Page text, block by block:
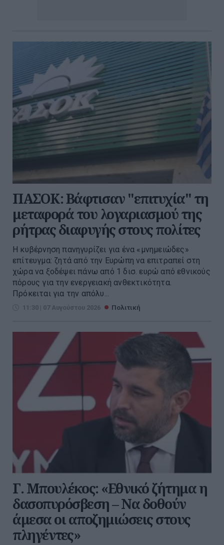
ΠΑΣΟΚ: Βάφτισαν "επιτυχία" τη
μεταφορά του λογαριασμού της
ρήτρας διαφυγής στους πολίτες
Η κυβέρνηση πανηγυρίζει για ένα «μνημειώδες»
επίτευγμα: ζητά από την Ευρώπη να επιτραπεί στη
χώρα να ξοδέψει πάνω από 1 δισ. ευρώ από εθνικούς
πόρους για την ενεργειακή ανθεκτικότητα.
Πρόκειται για την απόλυ...
11:30 | 07 Αυγούστου 2026 Πολιτική
Γ. Μπουλέκος: «Εθνικό ζήτημα η
δασοπυρόσβεση – Να δοθούν
άμεσα οι αποζημιώσεις στους
πληγέντες»